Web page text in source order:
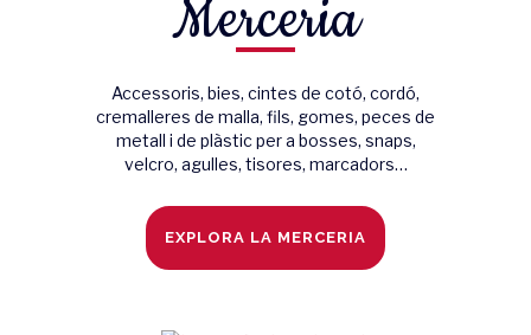
Merceria
Accessoris, bies, cintes de cotó, cordó,
cremalleres de malla, fils, gomes, peces de
metall i de plàstic per a bosses, snaps,
velcro, agulles, tisores, marcadors…
EXPLORA LA MERCERIA